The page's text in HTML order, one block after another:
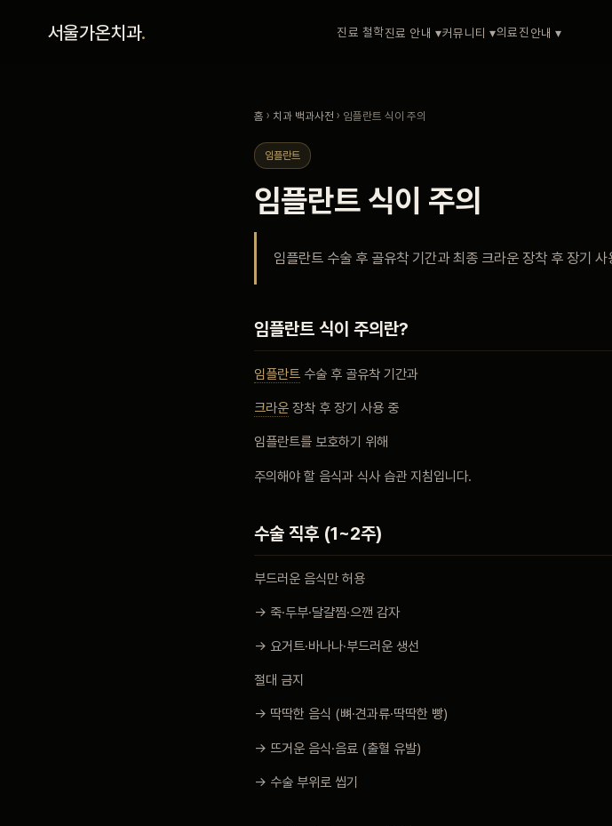
서울가온치과. 진료 철학진료 안내 ▾커뮤니티 ▾의료진 안내 ▾
치과 백과사전
자주 묻는 질문
회원가입 / 로그인
홈 › 치과 백과사전 › 임플란트 식이 주의
임플란트
임플란트 식이 주의
임플란트 수술 후 골유착 기간과 최종 크라운 장착 후 장기
임플란트 식이 주의란?
임플란트 수술 후 골유착 기간과
크라운 장착 후 장기 사용 중
임플란트를 보호하기 위해
주의해야 할 음식과 식사 습관 지침입니다.
수술 직후 (1~2주)
부드러운 음식만 허용
→ 죽·두부·달걀찜·으깬 감자
→ 요거트·바나나·부드러운 생선
절대 금지
→ 딱딱한 음식 (뼈·견과류·딱딱한 빵)
→ 뜨거운 음식·음료 (출혈 유발)
→ 수술 부위로 씹기